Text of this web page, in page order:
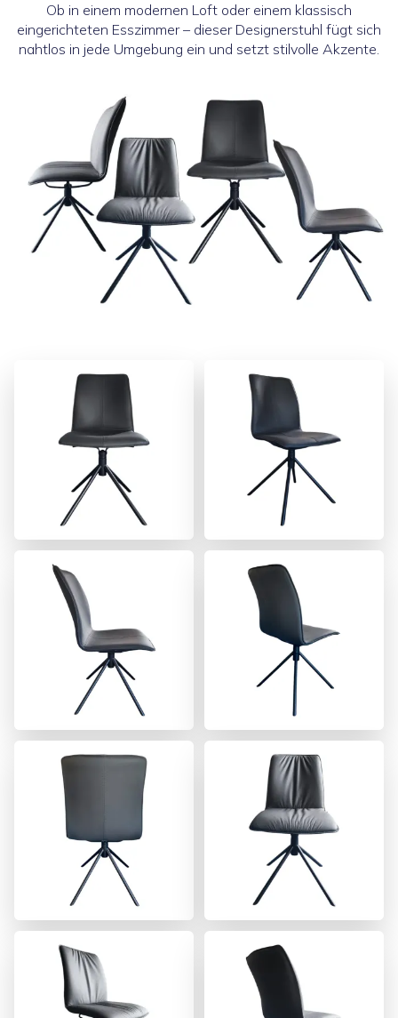
Ob in einem modernen Loft oder einem klassisch
eingerichteten Esszimmer – dieser Designerstuhl fügt sich
nahtlos in jede Umgebung ein und setzt stilvolle Akzente.